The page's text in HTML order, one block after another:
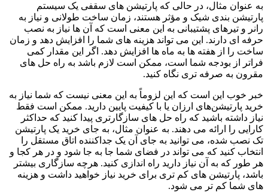
به عنوان مثال، در حالی که پارتیشن های سقفی یک سیستم
پارتیشن بندی شیک و مؤثر هستند، زمان ساخت طولانی و نیاز به
رانر و تیرهای پشتیبانی به این معنی است که آن ها نیاز به نصب
حرفه ای دارند. این می تواند هزینه های شما را افزایش دهد و زمان
ساخت را از هفته ها به ماه ها افزایش دهد. اگر این مقدار کمی
فراتر از بودجه شما است، ممکن است لازم باشد به راه حل های
مقرون به صرفه تری نگاه کنید.
خبر خوب این است که این لزوماً به این معنی نیست که شما نیاز به
خرید پارتیشن‌های ارزان یا با کیفیت پایین دارید. ممکن است فقط
نیاز داشته باشید که راه حل های سازگارتری پیدا کنید که حداکثر
کارایی را ارائه می دهند. به عنوان مثال، به جای خرید یک پارتیشن
تک نصب شده، می توانید به جای آن یک جداکننده اتاق مستقل را
انتخاب کنید که می تواند در فضای شما جا به جا شود و در هر کجا و
هر طور که به آن نیاز دارید راه اندازی کنید. هرچه سازگاری بیشتر
باشد، پارتیشن های کم تری برای خرید نیاز خواهید داشت و هزینه
های شما کم تر می شود.